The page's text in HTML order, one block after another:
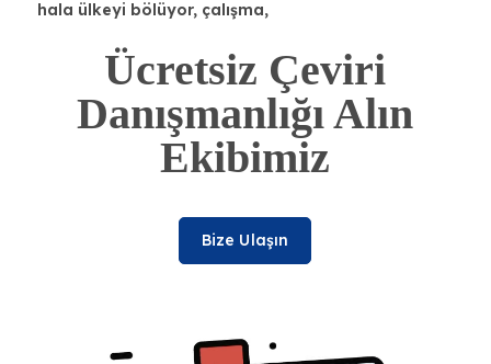
hala ülkeyi bölüyor, çalışma,
Ücretsiz Çeviri
Danışmanlığı Alın
Ekibimiz
Bize Ulaşın